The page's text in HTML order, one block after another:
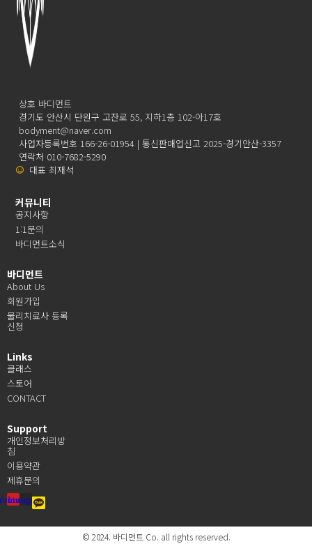
상호 바디먼트
경기도 안산시 단원구 고잔로 55, 지하1층 102-아17호
bodyment@naver.com
사업자등록번호 166-26-01954 | 통신판매업신고 2025-경기안산-3357
연락처 010-7682-5290
대표 최재석
커뮤니티
공지사항
1:1문의
바디먼트소식
바디먼트
About Us
회원가입
물리치료사 등록
신청
Links
클래스
스토어
CONTACT
Support
개인정보처리방
침
이용약관
제휴문의
Instagram
© 2024. 바디먼트 Co. all rights reserved.